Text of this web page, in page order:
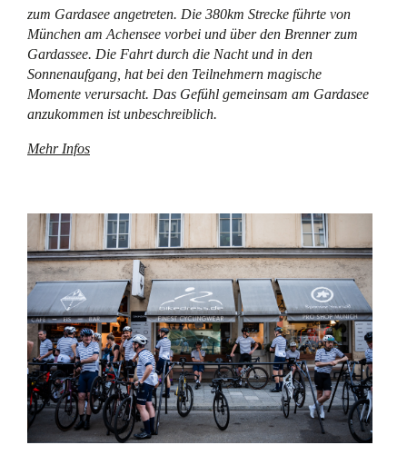
zum Gardasee angetreten. Die 380km Strecke führte von
München am Achensee vorbei und über den Brenner zum
Gardassee. Die Fahrt durch die Nacht und in den
Sonnenaufgang, hat bei den Teilnehmern magische
Momente verursacht. Das Gefühl gemeinsam am Gardasee
anzukommen ist unbeschreiblich.
Mehr Infos